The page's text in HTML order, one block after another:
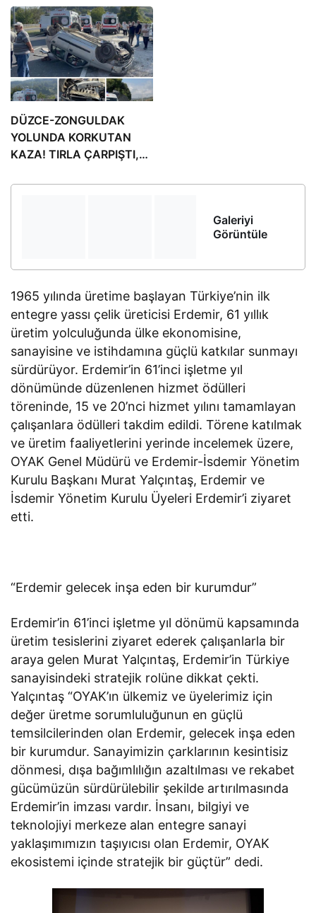
İMZA ATTILAR!
DÜZCE-ZONGULDAK
YOLUNDA KORKUTAN
KAZA! TIRLA ÇARPIŞTI,
Galeriyi
Görüntüle
1965 yılında üretime başlayan Türkiye’nin ilk
entegre yassı çelik üreticisi Erdemir, 61 yıllık
üretim yolculuğunda ülke ekonomisine,
sanayisine ve istihdamına güçlü katkılar sunmayı
sürdürüyor. Erdemir’in 61’inci işletme yıl
dönümünde düzenlenen hizmet ödülleri
töreninde, 15 ve 20’nci hizmet yılını tamamlayan
çalışanlara ödülleri takdim edildi. Törene katılmak
ve üretim faaliyetlerini yerinde incelemek üzere,
OYAK Genel Müdürü ve Erdemir-İsdemir Yönetim
Kurulu Başkanı Murat Yalçıntaş, Erdemir ve
İsdemir Yönetim Kurulu Üyeleri Erdemir’i ziyaret
etti.
“Erdemir gelecek inşa eden bir kurumdur”
Erdemir’in 61’inci işletme yıl dönümü kapsamında
üretim tesislerini ziyaret ederek çalışanlarla bir
araya gelen Murat Yalçıntaş, Erdemir’in Türkiye
sanayisindeki stratejik rolüne dikkat çekti.
Yalçıntaş “OYAK’ın ülkemiz ve üyelerimiz için
değer üretme sorumluluğunun en güçlü
temsilcilerinden olan Erdemir, gelecek inşa eden
bir kurumdur. Sanayimizin çarklarının kesintisiz
dönmesi, dışa bağımlılığın azaltılması ve rekabet
gücümüzün sürdürülebilir şekilde artırılmasında
Erdemir’in imzası vardır. İnsanı, bilgiyi ve
teknolojiyi merkeze alan entegre sanayi
yaklaşımımızın taşıyıcısı olan Erdemir, OYAK
ekosistemi içinde stratejik bir güçtür” dedi.